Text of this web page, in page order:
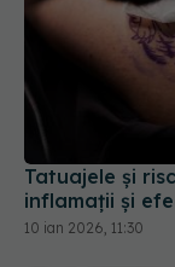
Tatuajele și
inflamații și
10 ian 2026, 11:30